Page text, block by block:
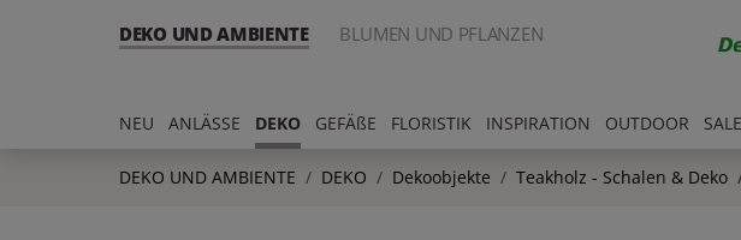
DEKO UND AMBIENTE BLUMEN UND PFLANZEN
NEU ANLÄSSE DEKO GEFÄßE FLORISTIK INSPIRATION OUTDOOR SALE
DEKO UND AMBIENTE DEKO Dekoobjekte Teakholz - Schalen & Deko